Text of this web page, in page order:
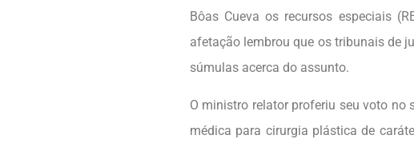
Bôas Cueva os recursos especiais
afetação lembrou que os tribunais de
súmulas acerca do assunto.
O ministro relator proferiu seu voto no
médica para cirurgia plástica de